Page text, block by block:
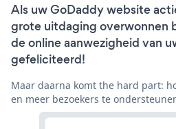
Als uw GoDaddy website
grote uitdaging overwonnen
de online aanwezigheid van
gefeliciteerd!
Maar daarna komt the hard part:
en meer bezoekers te